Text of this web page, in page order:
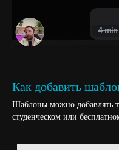
Как добавить
Шаблоны можно добавлять
студенческом или